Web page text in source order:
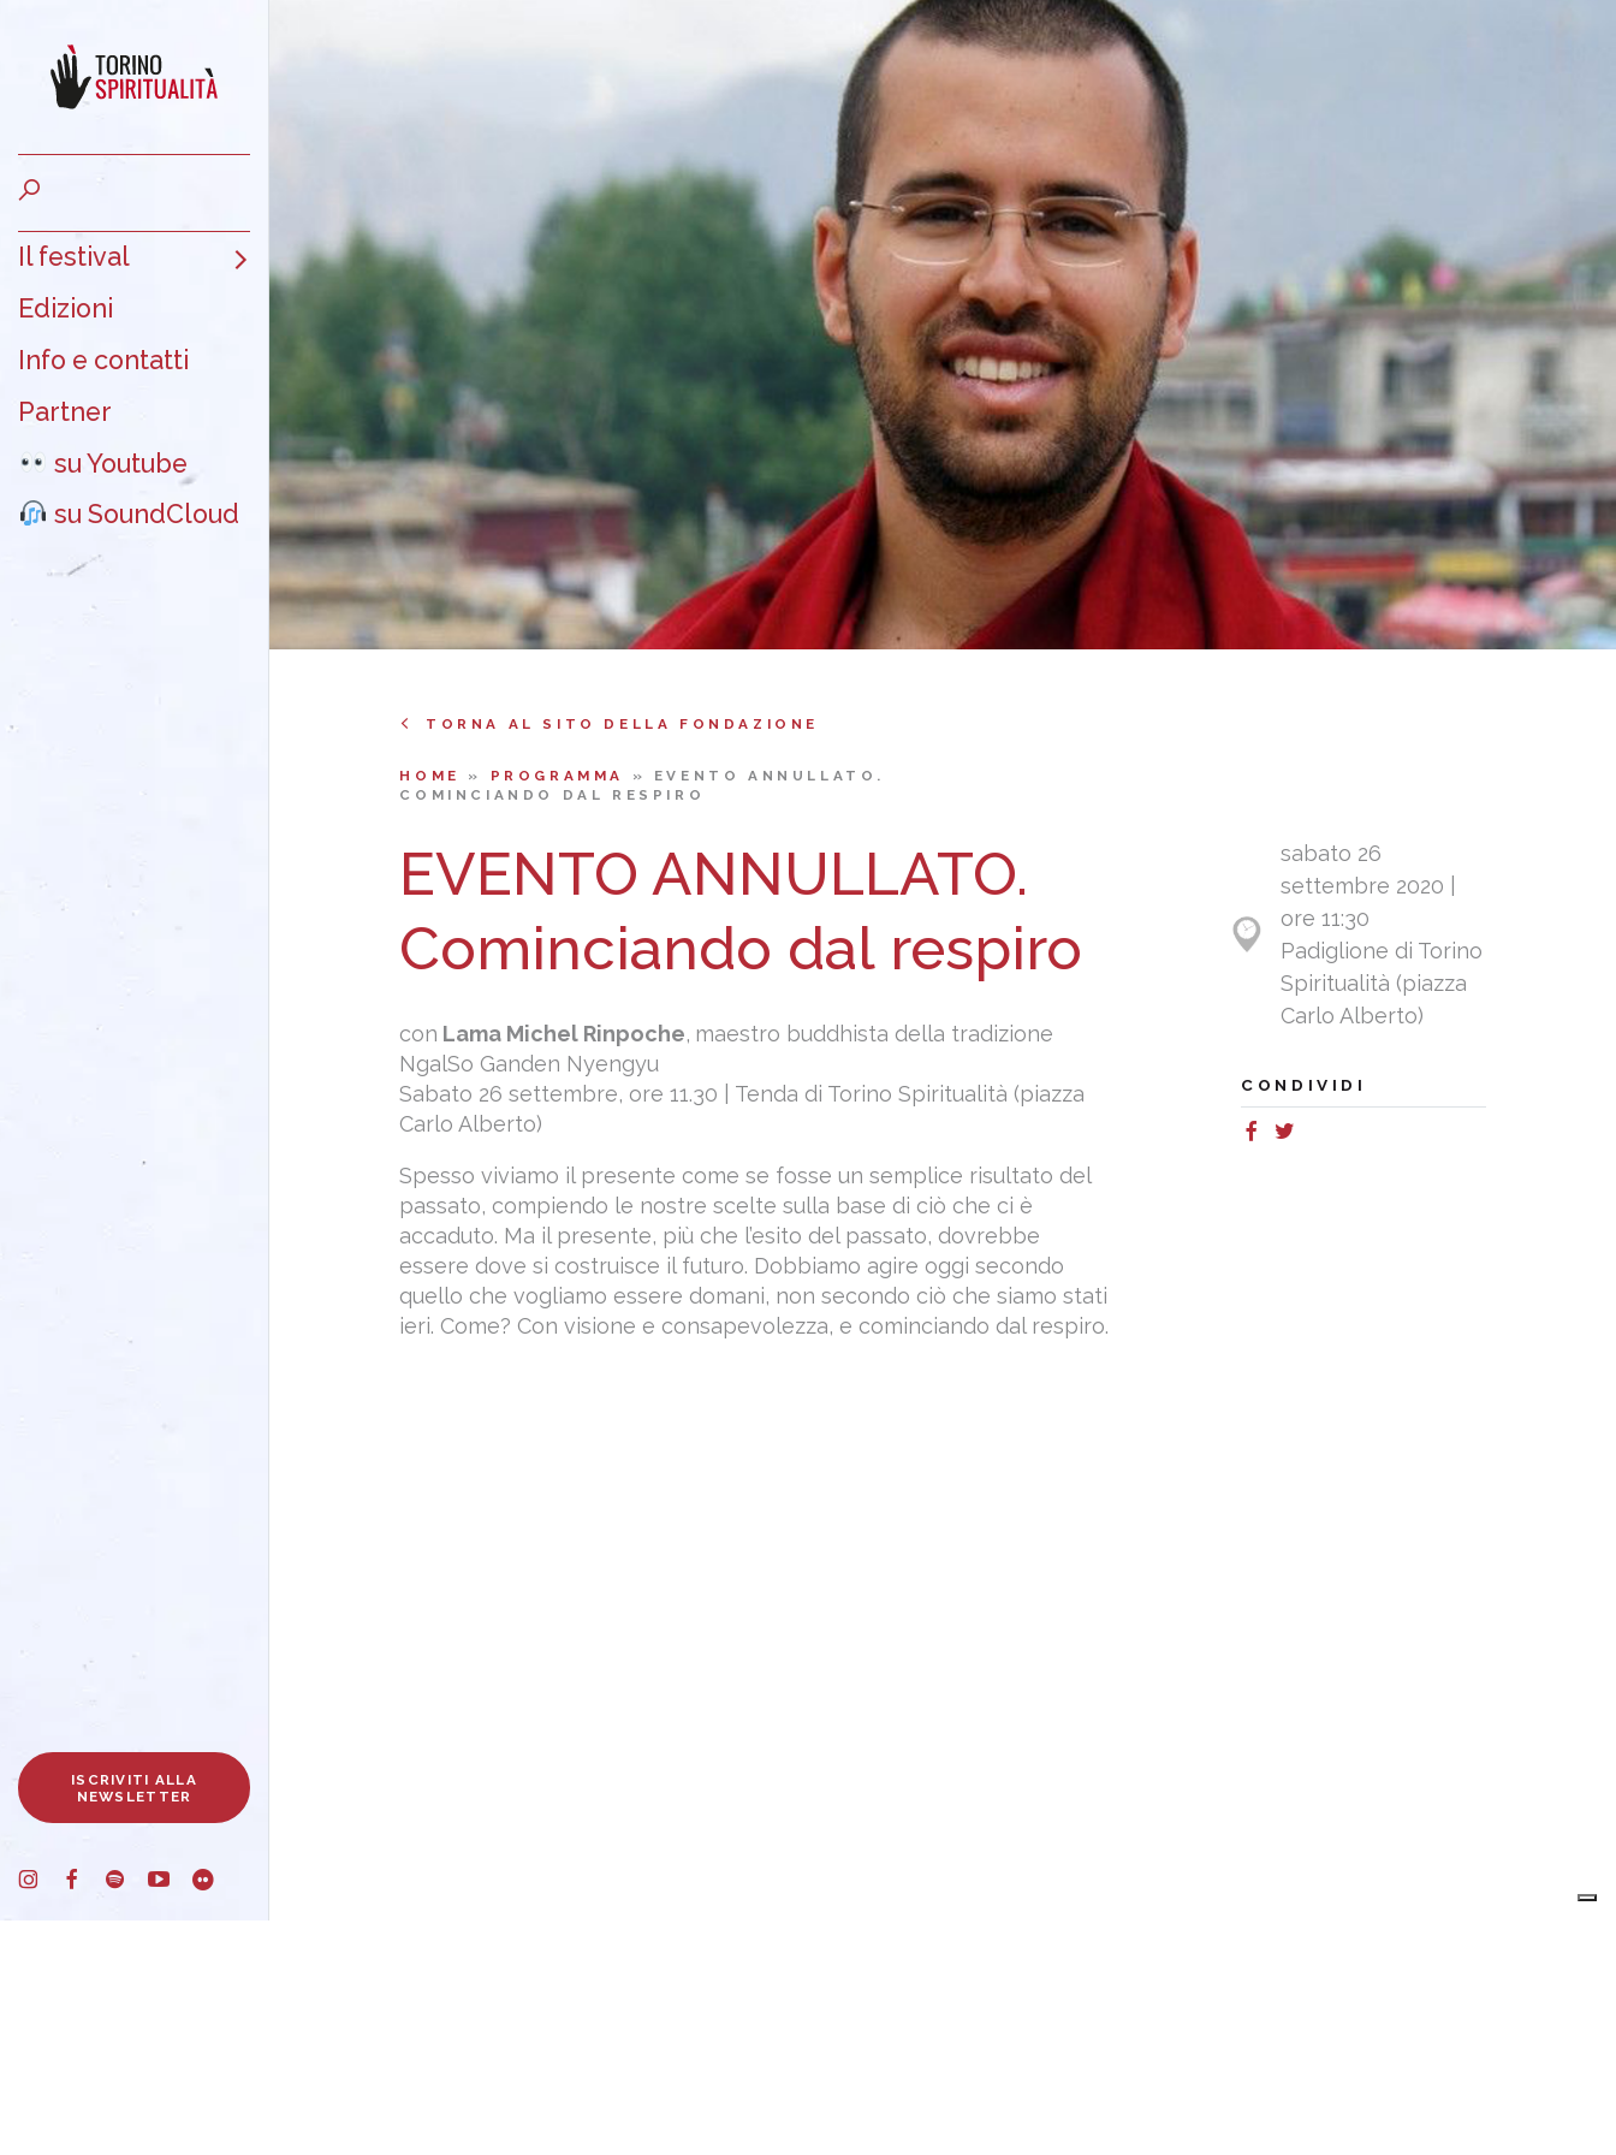
Il festival
Edizioni
Info e contatti
Partner
su Youtube
su SoundCloud
ISCRIVITI ALLA
NEWSLETTER
TORNA AL SITO DELLA FONDAZIONE
HOME » PROGRAMMA » EVENTO ANNULLATO.
COMINCIANDO DAL RESPIRO
EVENTO ANNULLATO.
Cominciando dal respiro
con Lama Michel Rinpoche, maestro buddhista della tradizione
NgalSo Ganden Nyengyu
Sabato 26 settembre, ore 11.30 | Tenda di Torino Spiritualità (piazza
Carlo Alberto)
Spesso viviamo il presente come se fosse un semplice risultato del
passato, compiendo le nostre scelte sulla base di ciò che ci è
accaduto. Ma il presente, più che l’esito del passato, dovrebbe
essere dove si costruisce il futuro. Dobbiamo agire oggi secondo
quello che vogliamo essere domani, non secondo ciò che siamo stati
ieri. Come? Con visione e consapevolezza, e cominciando dal respiro.
sabato 26
settembre 2020 |
ore 11:30
Padiglione di Torino
Spiritualità (piazza
Carlo Alberto)
CONDIVIDI